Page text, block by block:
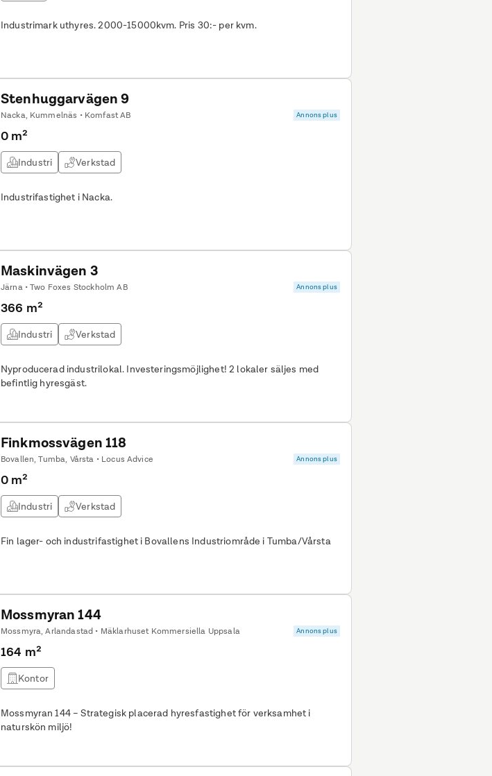
Industrimark uthyres. 2000-15000kvm. Pris 30:- per kvm.
Stenhuggarvägen 9
Nacka, Kummelnäs • Komfast AB Annons plus
0 m²
Industri Verkstad
Industrifastighet i Nacka.
Maskinvägen 3
Järna • Two Foxes Stockholm AB Annons plus
366 m²
Industri Verkstad
Nyproducerad industrilokal. Investeringsmöjlighet! 2 lokaler säljes med
befintlig hyresgäst.
Finkmossvägen 118
Bovallen, Tumba, Vårsta • Locus Advice Annons plus
0 m²
Industri Verkstad
Fin lager- och industrifastighet i Bovallens Industriområde i Tumba/Vårsta
Mossmyran 144
Mossmyra, Arlandastad • Mäklarhuset Kommersiella Uppsala Annons plus
164 m²
Kontor
Mossmyran 144 – Strategisk placerad hyresfastighet för verksamhet i
naturskön miljö!